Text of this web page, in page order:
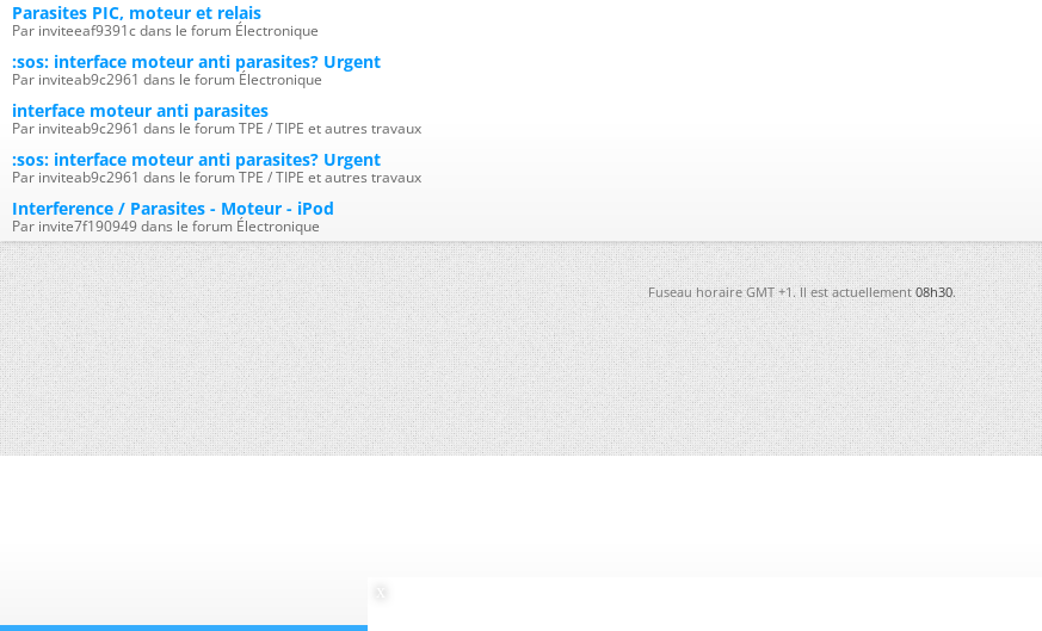
Parasites PIC, moteur et relais
Par inviteeaf9391c dans le forum Électronique
:sos: interface moteur anti parasites? Urgent
Par inviteab9c2961 dans le forum Électronique
interface moteur anti parasites
Par inviteab9c2961 dans le forum TPE / TIPE et autres travaux
:sos: interface moteur anti parasites? Urgent
Par inviteab9c2961 dans le forum TPE / TIPE et autres travaux
Interference / Parasites - Moteur - iPod
Par invite7f190949 dans le forum Électronique
Fuseau horaire GMT +1. Il est actuellement08h30.